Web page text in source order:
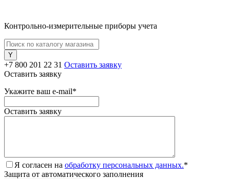
Контрольно-измерительные приборы учета
+7 800 201 22 31 Оставить заявку
Оставить заявку
Укажите ваш e-mail*
Оставить заявку
Я согласен на обработку персональных данных.*
Защита от автоматического заполнения